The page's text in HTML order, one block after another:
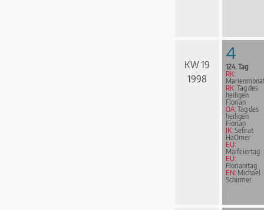
KW 19
1998
4
124. Tag
RK:
RK: Tag des
heiligen
Florian
OA: Tag des
heiligen
Florian
JK: Sefirat
HaOmer
EU:
Maifeiertag
EU:
Florianitag
EN: Michael
Schirmer